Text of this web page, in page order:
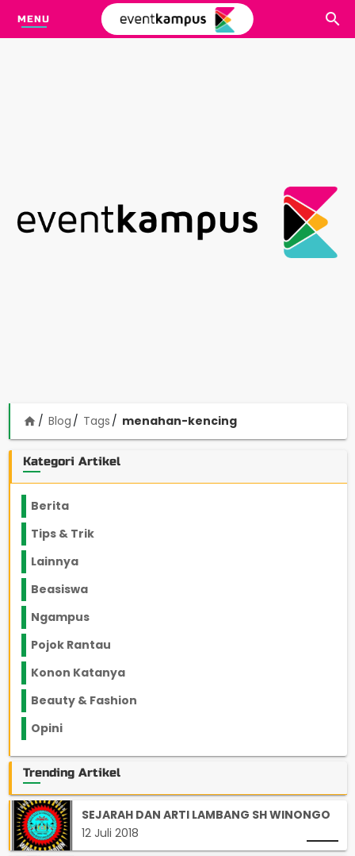
MENU
home Blog Tags menahan-kencing
Kategori Artikel
Berita
Tips & Trik
Lainnya
Beasiswa
Ngampus
Pojok Rantau
Konon Katanya
Beauty & Fashion
Opini
Trending Artikel
SEJARAH DAN ARTI LAMBANG SH WINONGO
12 Juli 2018